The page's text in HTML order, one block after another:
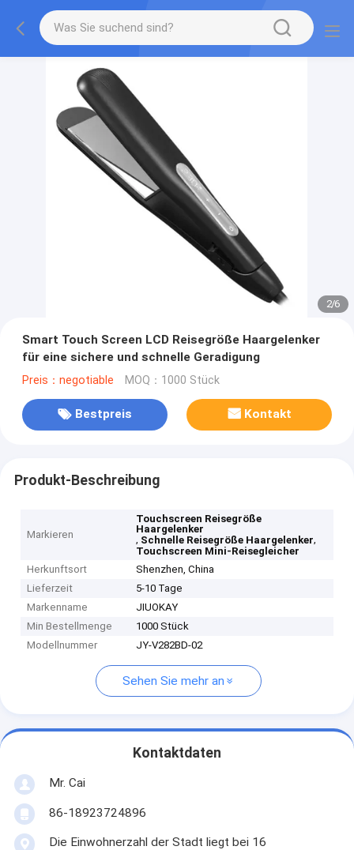
2/6
Smart Touch Screen LCD Reisegröße Haargelenker
für eine sichere und schnelle Geradigung
Preis：negotiable MOQ：1000 Stück
Bestpreis Kontakt
Produkt-Beschreibung
Markieren
Touchscreen Reisegröße
Haargelenker
, Schnelle Reisegröße Haargelenker,
Touchscreen Mini-Reisegleicher
Herkunftsort
Shenzhen, China
Lieferzeit
5-10 Tage
Markenname
JIUOKAY
Min Bestellmenge
1000 Stück
Modellnummer
JY-V282BD-02
Sehen Sie mehr an
Kontaktdaten
Mr. Cai
86-18923724896
Die Einwohnerzahl der Stadt liegt bei 16